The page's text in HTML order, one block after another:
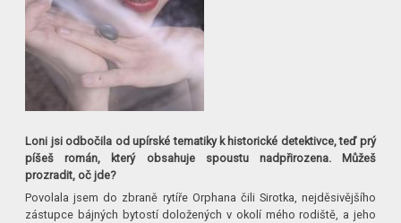
Loni jsi odbočila od upírské tematiky k historické detektivce, teď prý
píšeš román, který obsahuje spoustu nadpřirozena. Můžeš
prozradit, oč jde?
Povolala jsem do zbraně rytíře Orphana čili Sirotka, nejděsivějšího
zástupce bájných bytostí doložených v okolí mého rodiště, a jeho